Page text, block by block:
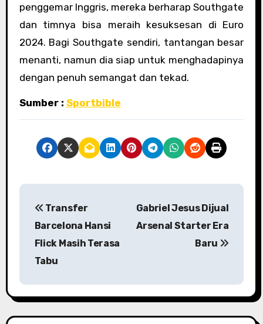
penggemar Inggris, mereka berharap Southgate
dan timnya bisa meraih kesuksesan di Euro
2024. Bagi Southgate sendiri, tantangan besar
menanti, namun dia siap untuk menghadapinya
dengan penuh semangat dan tekad.
Sumber : Sportbible
n
a
Transfer
Barcelona Hansi
Flick Masih Terasa
Tabu
Gabriel Jesus Dijual
Arsenal Starter Era
Baru